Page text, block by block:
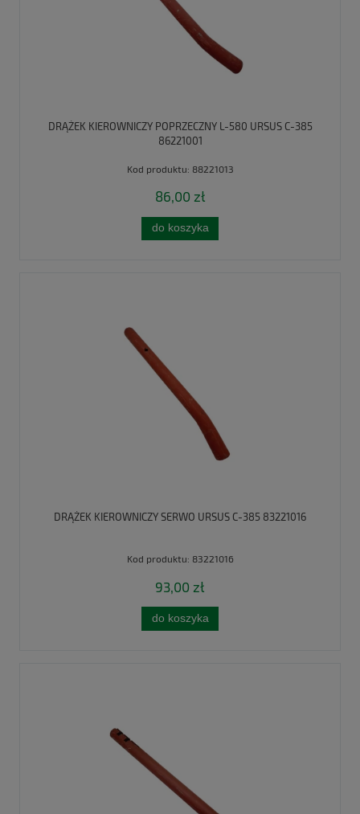
DRĄŻEK KIEROWNICZY POPRZECZNY L-580 URSUS C-385
86221001
Kod produktu: 88221013
86,00 zł
do koszyka
DRĄŻEK KIEROWNICZY SERWO URSUS C-385 83221016
Kod produktu: 83221016
93,00 zł
do koszyka